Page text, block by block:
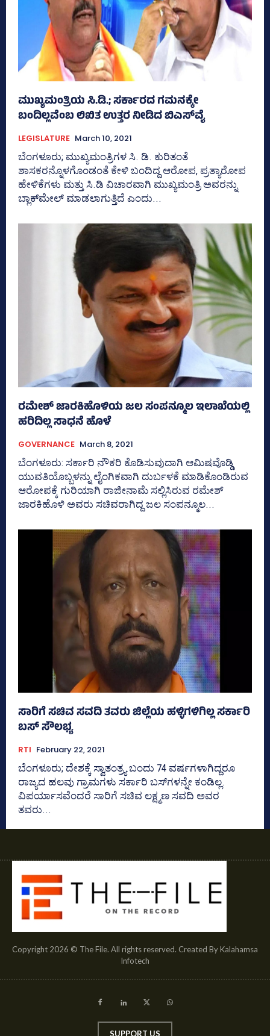
ಮುಖ್ಯಮಂತ್ರಿಯ ಸಿ.ಡಿ.; ಸರ್ಕಾರದ ಗಮನಕ್ಕೇ
ಬಂದಿಲ್ಲವೆಂಬ ಲಿಖಿತ ಉತ್ತರ ನೀಡಿದ ಬಿಎಸ್‌ವೈ
LEGISLATURE March 10, 2021
ಬೆಂಗಳೂರು; ಮುಖ್ಯಮಂತ್ರಿಗಳ ಸಿ. ಡಿ. ಕುರಿತಂತೆ
ಶಾಸಕರನ್ನೊಳಗೊಂಡಂತೆ ಕೇಳಿ ಬಂದಿದ್ದ ಆರೋಪ, ಪ್ರತ್ಯಾರೋಪ
ಹೇಳಿಕೆಗಳು ಮತ್ತು ಸಿ.ಡಿ ವಿಚಾರವಾಗಿ ಮುಖ್ಯಮಂತ್ರಿ ಅವರನ್ನು
ಬ್ಲಾಕ್‌ಮೇಲ್‌ ಮಾಡಲಾಗುತ್ತಿದೆ ಎಂದು...
ರಮೇಶ್‌ ಜಾರಕಿಹೊಳಿಯ ಜಲ ಸಂಪನ್ಮೂಲ ಇಲಾಖೆಯಲ್ಲಿ
ಹರಿದಿಲ್ಲ ಸಾಧನೆ ಹೊಳೆ
GOVERNANCE March 8, 2021
ಬೆಂಗಳೂರು: ಸರ್ಕಾರಿ ನೌಕರಿ ಕೊಡಿಸುವುದಾಗಿ ಆಮಿಷವೊಡ್ಡಿ
ಯುವತಿಯೊಬ್ಬಳನ್ನು ಲೈಂಗಿಕವಾಗಿ ದುರ್ಬಳಕೆ ಮಾಡಿಕೊಂಡಿರುವ
ಆರೋಪಕ್ಕೆ ಗುರಿಯಾಗಿ ರಾಜೀನಾಮೆ ಸಲ್ಲಿಸಿರುವ ರಮೇಶ್‌
ಜಾರಕಿಹೊಳಿ ಅವರು ಸಚಿವರಾಗಿದ್ದ ಜಲ ಸಂಪನ್ಮೂಲ...
ಸಾರಿಗೆ ಸಚಿವ ಸವದಿ ತವರು ಜಿಲ್ಲೆಯ ಹಳ್ಳಿಗಳಿಗಿಲ್ಲ ಸರ್ಕಾರಿ
ಬಸ್‌ ಸೌಲಭ್ಯ
RTI February 22, 2021
ಬೆಂಗಳೂರು; ದೇಶಕ್ಕೆ ಸ್ವಾತಂತ್ರ್ಯ ಬಂದು 74 ವರ್ಷಗಳಾಗಿದ್ದರೂ
ರಾಜ್ಯದ ಹಲವು ಗ್ರಾಮಗಳು ಸರ್ಕಾರಿ ಬಸ್‌ಗಳನ್ನೇ ಕಂಡಿಲ್ಲ.
ವಿಪರ್ಯಾಸವೆಂದರೆ ಸಾರಿಗೆ ಸಚಿವ ಲಕ್ಷ್ಮಣ ಸವದಿ ಅವರ
ತವರು...
Copyright 2026 © The File. All rights reserved. Created By Kalahamsa
Infotech
SUPPORT US